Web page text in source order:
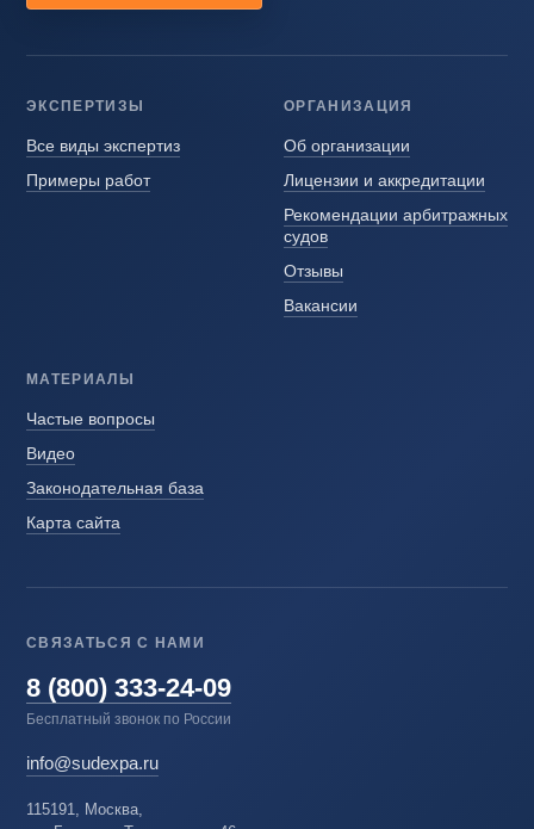
ЭКСПЕРТИЗЫ
Все виды экспертиз
Примеры работ
ОРГАНИЗАЦИЯ
Об организации
Лицензии и аккредитации
Рекомендации арбитражных
судов
Отзывы
Вакансии
МАТЕРИАЛЫ
Частые вопросы
Видео
Законодательная база
Карта сайта
СВЯЗАТЬСЯ С НАМИ
8 (800) 333-24-09
Бесплатный звонок по России
info@sudexpa.ru
115191, Москва,